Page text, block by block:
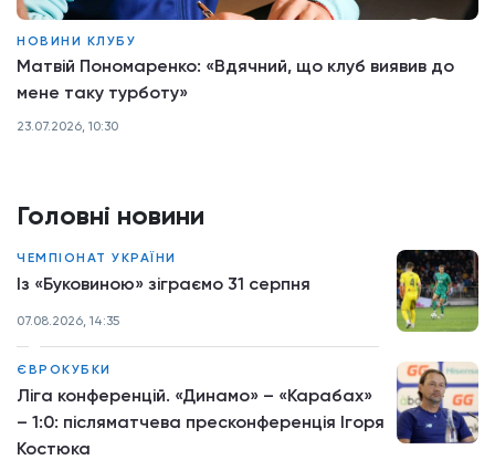
Головні новини
ЧЕМПІОНАТ УКРАЇНИ
Із «Буковиною» зіграємо 31 серпня
07.08.2026, 14:35
ЄВРОКУБКИ
Ліга конференцій. «Динамо» – «Карабах»
– 1:0: післяматчева пресконференція Ігоря
Костюка
НОВИНИ КЛУБУ
Матвій Пономаренко: «Вдячний, що клуб виявив до
мене таку турботу»
23.07.2026, 10:30